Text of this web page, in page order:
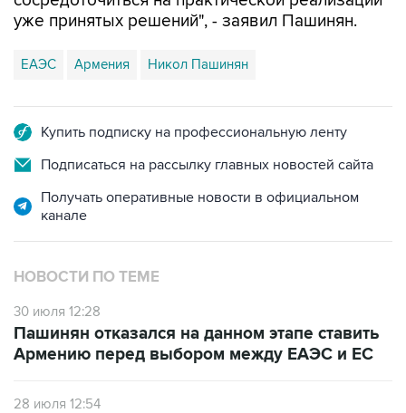
уже принятых решений", - заявил Пашинян.
ЕАЭС Армения Никол Пашинян
Купить подписку на профессиональную ленту
Подписаться на рассылку главных новостей сайта
Получать оперативные новости в официальном
канале
НОВОСТИ ПО ТЕМЕ
30 июля 12:28
Пашинян отказался на данном этапе ставить
Армению перед выбором между ЕАЭС и ЕС
28 июля 12:54